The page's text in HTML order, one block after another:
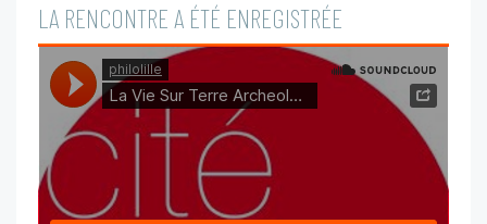
LA RENCONTRE A ÉTÉ ENREGISTRÉE